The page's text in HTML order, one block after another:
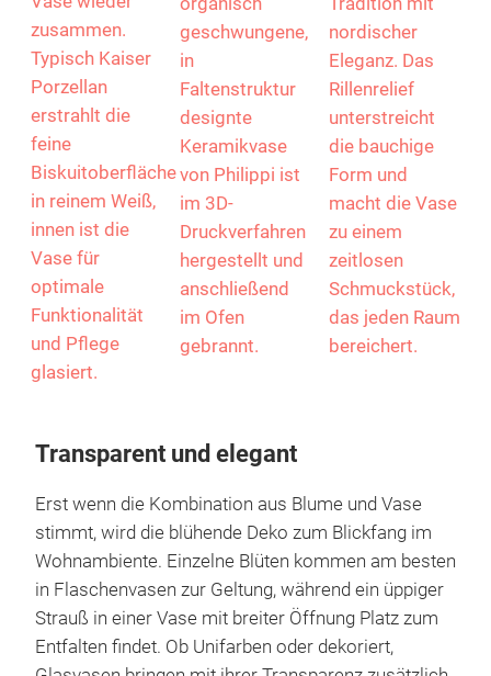
Vase wieder
zusammen.
Typisch Kaiser
Porzellan
erstrahlt die
feine
Biskuitoberfläche
in reinem Weiß,
innen ist die
Vase für
optimale
Funktionalität
und Pflege
glasiert.
organisch
geschwungene,
in
Faltenstruktur
designte
Keramikvase
von Philippi ist
im 3D-
Druckverfahren
hergestellt und
anschließend
im Ofen
gebrannt.
Tradition mit
nordischer
Eleganz. Das
Rillenrelief
unterstreicht
die bauchige
Form und
macht die Vase
zu einem
zeitlosen
Schmuckstück,
das jeden Raum
bereichert.
Transparent und elegant
Erst wenn die Kombination aus Blume und Vase
stimmt, wird die blühende Deko zum Blickfang im
Wohnambiente. Einzelne Blüten kommen am besten
in Flaschenvasen zur Geltung, während ein üppiger
Strauß in einer Vase mit breiter Öffnung Platz zum
Entfalten findet. Ob Unifarben oder dekoriert,